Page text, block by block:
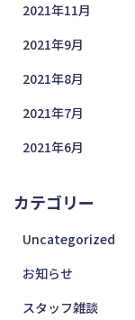
2021年11月
2021年9月
2021年8月
2021年7月
2021年6月
カテゴリー
Uncategorized
お知らせ
スタッフ雑談